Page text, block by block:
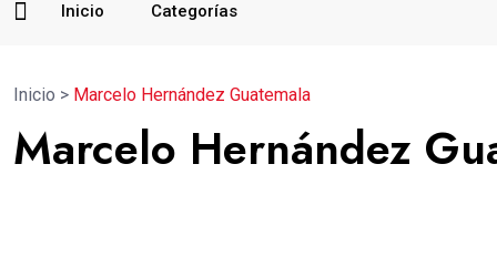
Inicio Categorías
Inicio > Marcelo Hernández Guatemala
Marcelo Hernández